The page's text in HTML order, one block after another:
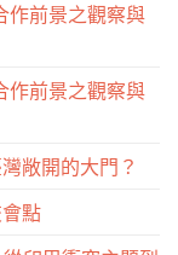
作前景之觀察與
作前景之觀察與
敞開的大門？
點